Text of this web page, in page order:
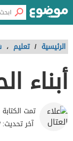
الرئيسية / تعليم ،
أبناء
تمت
آخر تحديث: